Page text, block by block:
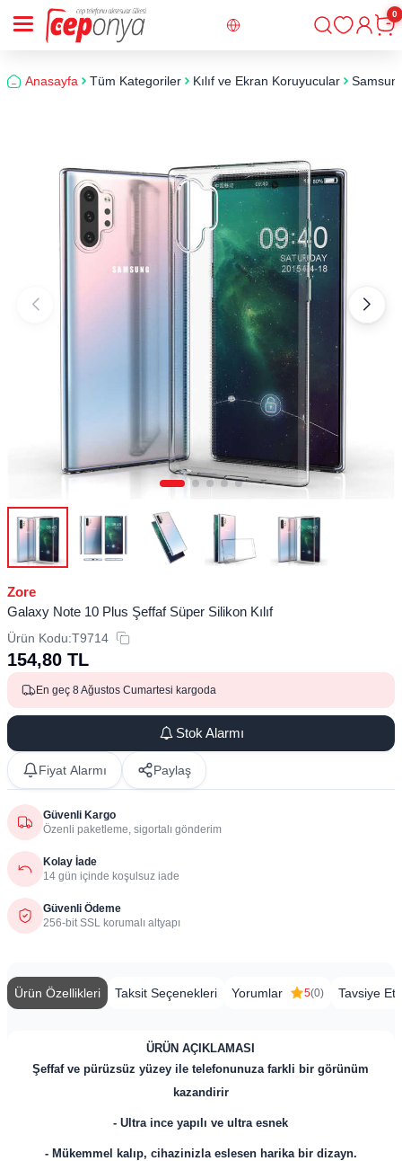
Giriş
0
Anasayfa Tüm Kategoriler Kılıf ve Ekran Koruyucular
Zore
Galaxy Note 10 Plus Şeffaf Süper Silikon Kılıf
Ürün Kodu:T9714
154,80 TL
En geç 8 Ağustos Cumartesi kargoda
Stok Alarmı
Fiyat Alarmı Paylaş
Güvenli Kargo
Özenli paketleme, sigortalı gönderim
Kolay İade
14 gün içinde koşulsuz iade
Güvenli Ödeme
256-bit SSL korumalı altyapı
Ürün Özellikleri Taksit Seçenekleri Yorumlar 5(0) Tavsiye Et
ÜRÜN AÇIKLAMASI
Şeffaf ve pürüzsüz yüzey ile telefonunuza farkli bir görünüm
kazandirir
- Ultra ince yapılı ve ultra esnek
- Mükemmel kalıp, cihazinizla eslesen harika bir dizayn.